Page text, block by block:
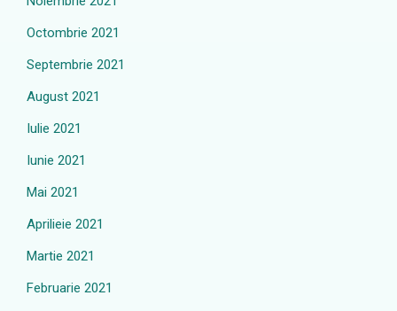
Octombrie 2021
Septembrie 2021
August 2021
Iulie 2021
Iunie 2021
Mai 2021
Aprilieie 2021
Martie 2021
Februarie 2021